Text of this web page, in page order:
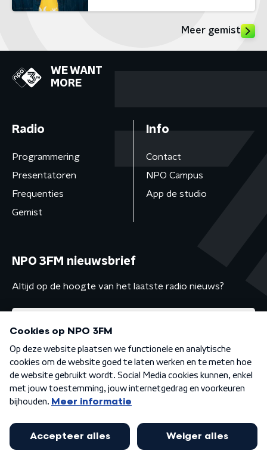
Meer gemist
WE WANT
MORE
Radio
Programmering
Presentatoren
Frequenties
Gemist
Info
Contact
NPO Campus
App de studio
NPO 3FM nieuwsbrief
Altijd op de hoogte van het laatste radio nieuws?
Algemene voorwaarden Privacybeleid